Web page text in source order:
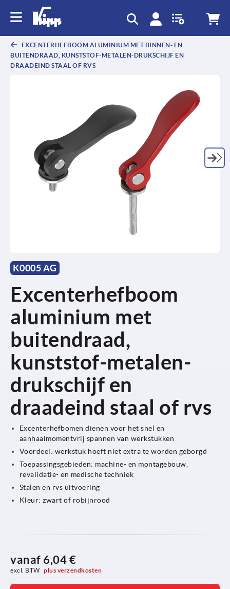
EXCENTERHEFBOOM ALUMINIUM MET BINNEN- EN
BUITENDRAAD, KUNSTSTOF-METALEN-DRUKSCHIJF EN
DRAADEIND STAAL OF RVS
K0005 AG
Excenterhefboom
aluminium met
buitendraad,
kunststof-metalen-
drukschijf en
draadeind staal of rvs
Excenterhefbomen dienen voor het snel en
aanhaalmomentvrij spannen van werkstukken
Voordeel: werkstuk hoeft niet extra te worden geborgd
Toepassingsgebieden: machine- en montagebouw,
revalidatie- en medische techniek
Stalen en rvs uitvoering
Kleur: zwart of robijnrood
vanaf 6,04 €
excl. BTW plus verzendkosten